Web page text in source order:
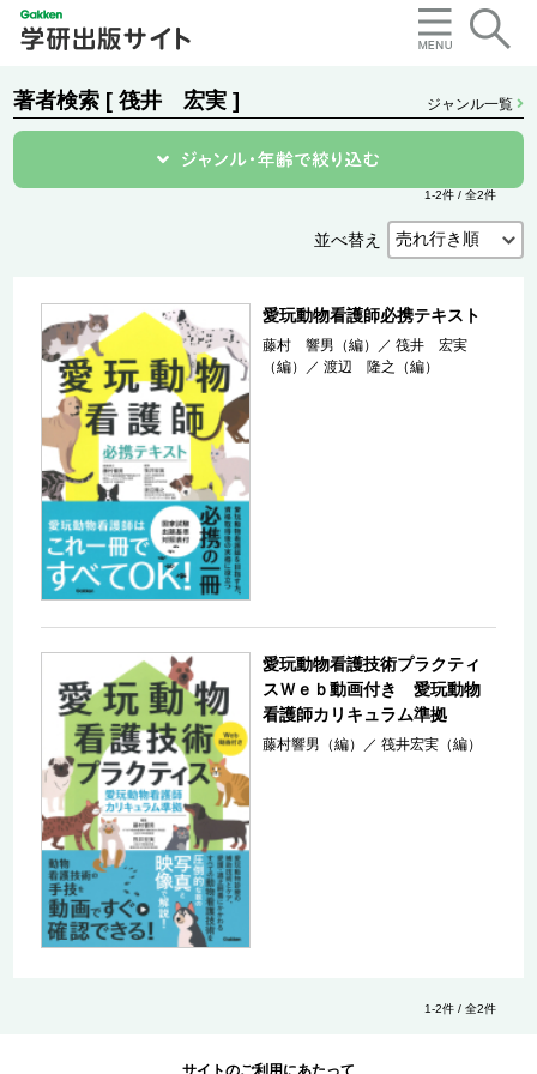
著者検索 [ 筏井 宏実 ] ジャンル一覧
1-2件 / 全2件
並べ替え
愛玩動物看護師必携テキスト
藤村 響男（編） ／筏井 宏実
（編）
／渡辺 隆之（編）
愛玩動物看護技術プラクティ
スＷｅｂ動画付き 愛玩動物
看護師カリキュラム準拠
藤村響男（編） ／筏井宏実（編）
1-2件 / 全2件
サイトのご利用にあたって